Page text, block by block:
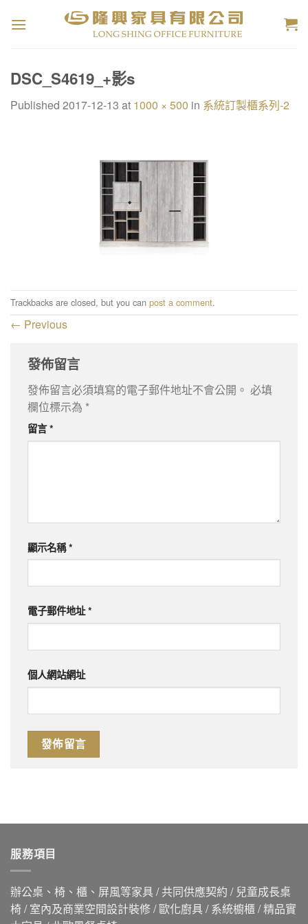
DSC_S4619_+影s
Published 2017-12-13 at 1000 × 500 in 系統訂製櫃系列-2
Trackbacks are closed, but you can post a comment.
← Previous
發佈留言
發佈留言必須填寫的電子郵件地址不會公開。 必填
欄位標示為 *
留言*
顯示名稱*
電子郵件地址*
個人網站網址
服務項目
辦公桌、椅、櫃、屏風等家具 / 共同供應契約 / 兒童成長桌
椅 / 室內及商業空間設計裝修 / 歐化廚具 / 系統櫥櫃 / 精品實